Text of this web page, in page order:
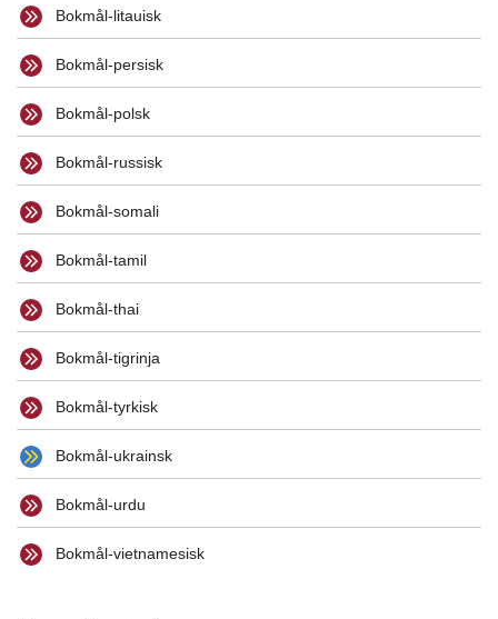
Bokmål-litauisk
Bokmål-persisk
Bokmål-polsk
Bokmål-russisk
Bokmål-somali
Bokmål-tamil
Bokmål-thai
Bokmål-tigrinja
Bokmål-tyrkisk
Bokmål-ukrainsk
Bokmål-urdu
Bokmål-vietnamesisk